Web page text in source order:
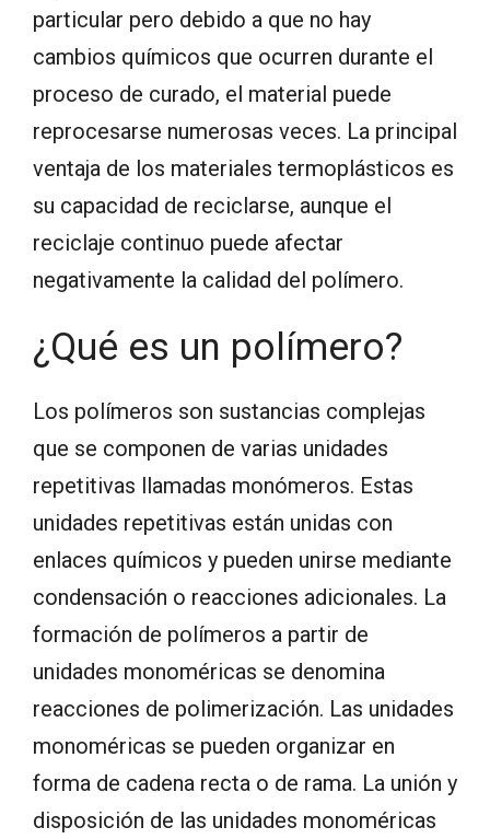
particular pero debido a que no hay
cambios químicos que ocurren durante el
proceso de curado, el material puede
reprocesarse numerosas veces. La principal
ventaja de los materiales termoplásticos es
su capacidad de reciclarse, aunque el
reciclaje continuo puede afectar
negativamente la calidad del polímero.
¿Qué es un polímero?
Los polímeros son sustancias complejas
que se componen de varias unidades
repetitivas llamadas monómeros. Estas
unidades repetitivas están unidas con
enlaces químicos y pueden unirse mediante
condensación o reacciones adicionales. La
formación de polímeros a partir de
unidades monoméricas se denomina
reacciones de polimerización. Las unidades
monoméricas se pueden organizar en
forma de cadena recta o de rama. La unión y
disposición de las unidades monoméricas